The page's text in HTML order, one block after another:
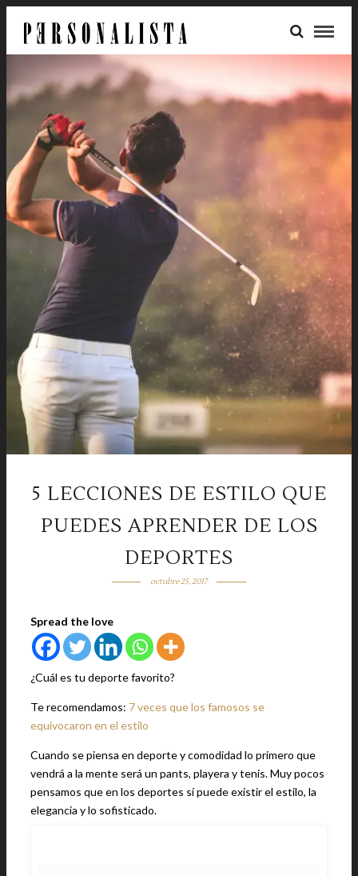
5 LECCIONES DE ESTILO QUE
PUEDES APRENDER DE LOS
DEPORTES
octubre 25, 2017
Spread the love
¿Cuál es tu deporte favorito?
Te recomendamos: 7 veces que los famosos se
equivocaron en el estilo
Cuando se piensa en deporte y comodidad lo primero que
vendrá a la mente será un pants, playera y tenis. Muy pocos
pensamos que en los deportes sí puede existir el estilo, la
elegancia y lo sofisticado.